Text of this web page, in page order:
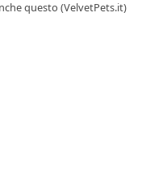
questo (VelvetPets.it)